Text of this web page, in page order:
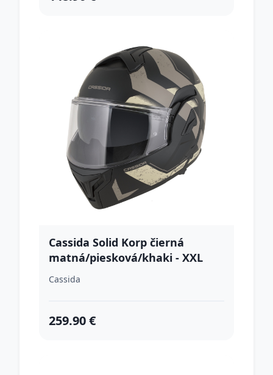
Cassida Solid Korp čierná
matná/piesková/khaki - XXL
(63-64)
Cassida
259.90 €